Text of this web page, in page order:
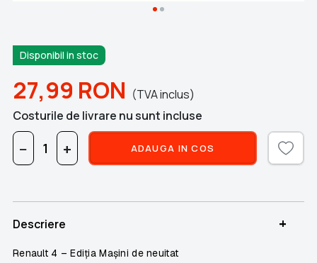
Disponibil in stoc
27,99 RON (TVA inclus)
Costurile de livrare nu sunt incluse
− + ADAUGA IN COS
Descriere +
Renault 4 – Ediția Mașini de neuitat